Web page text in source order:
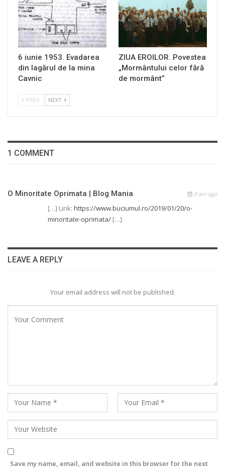
6 iunie 1953. Evadarea
din lagărul de la mina
Cavnic
ZIUA EROILOR. Povestea
„Mormântului celor fără
de mormânt”
PREV NEXT
1 COMMENT
O Minoritate Oprimata | Blog Mania 8 ani ago
[…] Link: https://www.buciumul.ro/2019/01/20/o-
minoritate-oprimata/ […]
LEAVE A REPLY
Your email address will not be published.
Save my name, email, and website in this browser for the next